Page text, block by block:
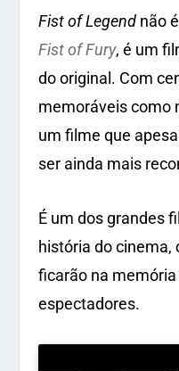
Fist of Legend não
Fist of Fury, é um
do original. Com
memoráveis como
um filme que
ser ainda mais
É um dos grandes
história do cinema,
ficarão na
espectadores.